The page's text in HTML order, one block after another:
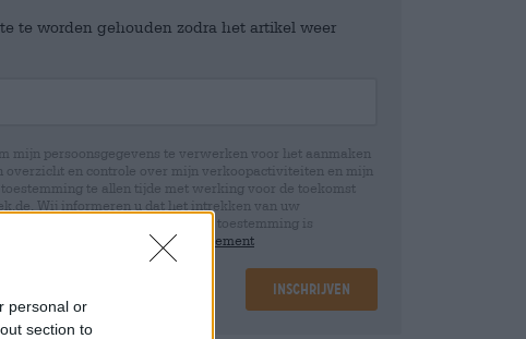
personal or
section to
te worden gehouden zodra het artikel weer
mijn persoonsgegevens te verwerken voor het aanmaken
overzicht en controle over mijn verkoopactiviteiten en mijn
te allen tijde met werking voor de toekomst
Wij informeren u dat het intrekken van uw
verwerking die op basis van uw toestemming is
data protection statement
Inschrijven